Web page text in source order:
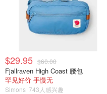
的事件中，一名男子将手
车司机的衬衫上。
代表近12,000名TTC工人
Local 113一直主张TTC采
击事件的增加。
113工会主席马文-阿尔弗雷
$29.95 $60.00
Fjallraven High Coast 腰包
罕见好价 手慢无
Simons 743人感兴趣